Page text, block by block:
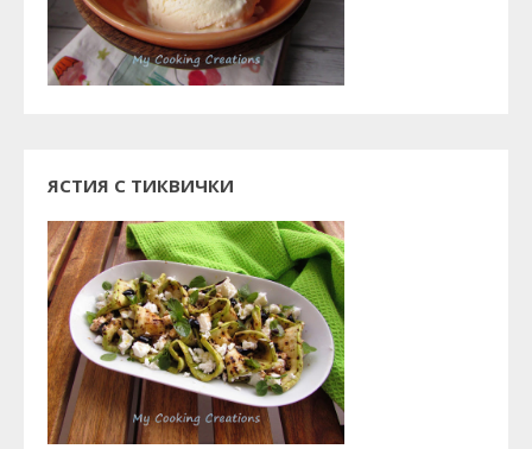
ЯСТИЯ С ТИКВИЧКИ